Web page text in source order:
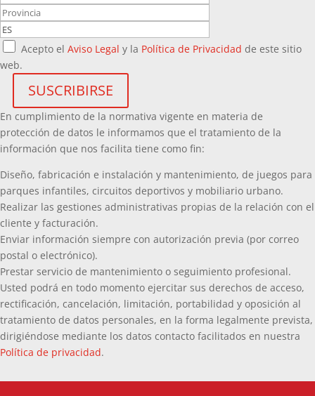
Acepto el Aviso Legal y la Política de Privacidad de este sitio
web.
En cumplimiento de la normativa vigente en materia de
protección de datos le informamos que el tratamiento de la
información que nos facilita tiene como fin:
Diseño, fabricación e instalación y mantenimiento, de juegos para
parques infantiles, circuitos deportivos y mobiliario urbano.
Realizar las gestiones administrativas propias de la relación con el
cliente y facturación.
Enviar información siempre con autorización previa (por correo
postal o electrónico).
Prestar servicio de mantenimiento o seguimiento profesional.
Usted podrá en todo momento ejercitar sus derechos de acceso,
rectificación, cancelación, limitación, portabilidad y oposición al
tratamiento de datos personales, en la forma legalmente prevista,
dirigiéndose mediante los datos contacto facilitados en nuestra
Política de privacidad.